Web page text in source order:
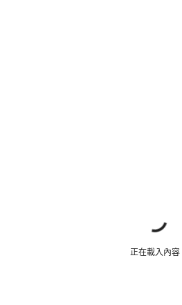
正在載入內容